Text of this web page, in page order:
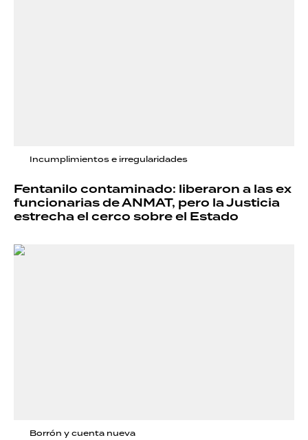
Incumplimientos e irregularidades
Fentanilo contaminado: liberaron a las ex
funcionarias de ANMAT, pero la Justicia
estrecha el cerco sobre el Estado
Borrón y cuenta nueva